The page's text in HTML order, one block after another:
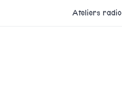
Ateliers radio